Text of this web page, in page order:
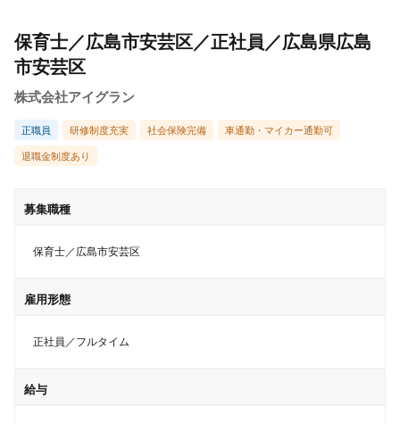
保育士／広島市安芸区／正社員／広島県広島
市安芸区
株式会社アイグラン
正職員 研修制度充実 社会保険完備 車通勤・マイカー通勤可
退職金制度あり
募集職種
保育士／広島市安芸区
雇用形態
正社員／フルタイム
給与